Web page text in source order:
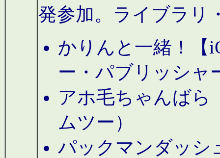
発参加。ライブラリ
かりんと一緒！【
ー・パブリッシャ
アホ毛ちゃんばら
ムツー）
パックマンダッシ